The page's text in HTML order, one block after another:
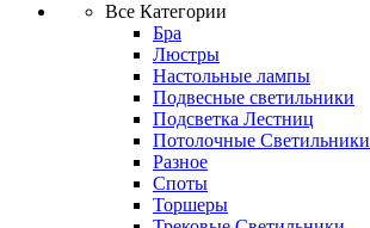
Все Категории
Бра
Люстры
Настольные лампы
Подвесные светильники
Подсветка Лестниц
Потолочные Светильники
Разное
Споты
Торшеры